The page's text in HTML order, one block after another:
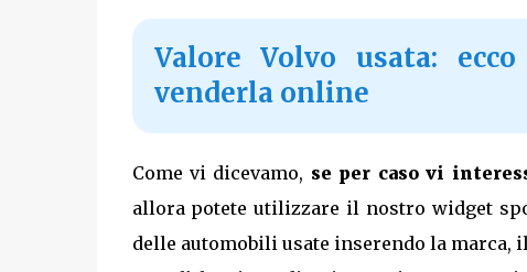
Valore Volvo usata:
venderla online
Come vi dicevamo, se per caso vi
allora potete utilizzare il nostro widget
delle automobili usate inserendo la